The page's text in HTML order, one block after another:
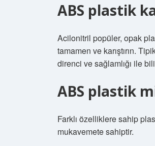
ABS plastik
Acilonitril popüler, opak
tamamen ve karıştırın.
direnci ve sağlamlığı ile
ABS plastik
Farklı özelliklere sahip
mukavemete sahiptir.